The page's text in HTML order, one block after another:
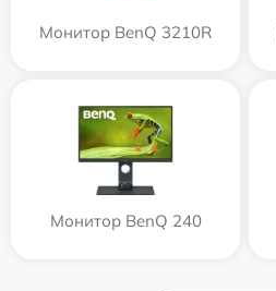
Монитор BenQ 3210R
Монитор BenQ 240